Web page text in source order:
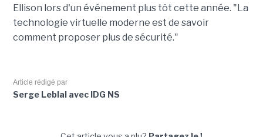
Ellison lors d'un événement plus tôt cette année. "La
technologie virtuelle moderne est de savoir
comment proposer plus de sécurité."
Article rédigé par
Serge Leblal avec IDG NS